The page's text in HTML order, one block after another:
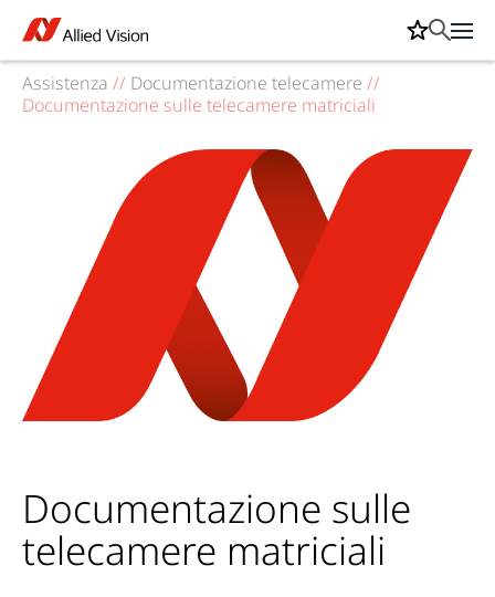
Assistenza // Documentazione telecamere //
Documentazione sulle telecamere matriciali
Documentazione sulle
telecamere matriciali